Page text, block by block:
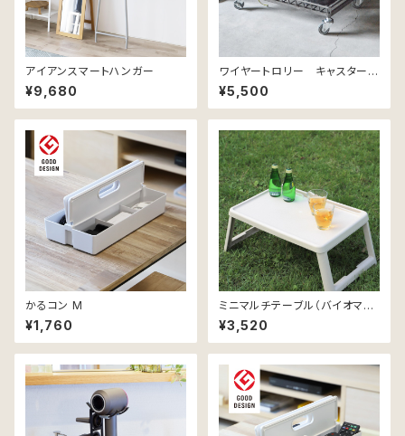
アイアンスマートハンガー
¥9,680
ワイヤートロリー キャスター付
き
¥5,500
かるコン M
¥1,760
ミニマルチテーブル（バイオマ
ス）
¥3,520